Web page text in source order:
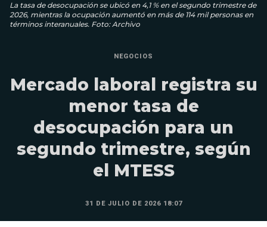
La tasa de desocupación se ubicó en 4,1 % en el segundo trimestre de
2026, mientras la ocupación aumentó en más de 114 mil personas en
términos interanuales. Foto: Archivo
NEGOCIOS
Mercado laboral registra su
menor tasa de
desocupación para un
segundo trimestre, según
el MTESS
31 DE JULIO DE 2026 18:07